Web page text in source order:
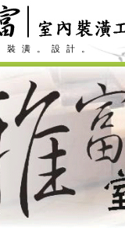
裝潢。設計。